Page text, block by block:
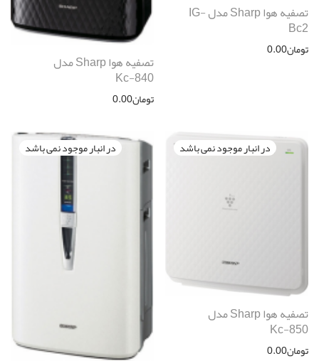
تصفیه هوا Sharp مدل IG-
Bc2
تومان0.00
تصفیه هوا Sharp مدل
Kc-840
تومان0.00
تصفیه هوا Sharp مدل
Kc-850
تومان0.00